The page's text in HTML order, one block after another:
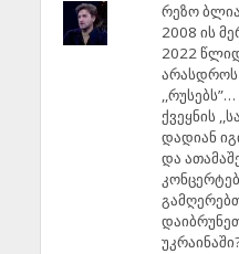
რეზო
2008 ის
2022
არასდროს
ქვეყნის
დადიან
და